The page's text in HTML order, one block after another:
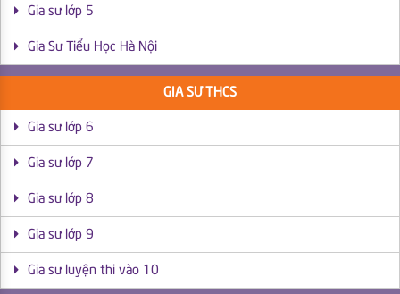
Gia sư lớp 5
Gia Sư Tiểu Học Hà Nội
GIA SƯ THCS
Gia sư lớp 6
Gia sư lớp 7
Gia sư lớp 8
Gia sư lớp 9
Gia sư luyện thi vào 10